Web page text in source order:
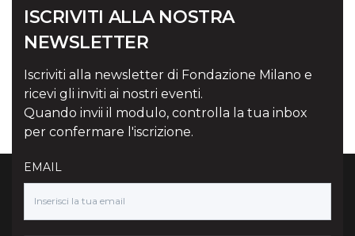
ISCRIVITI ALLA NOSTRA
NEWSLETTER
Iscriviti alla newsletter di Fondazione Milano e
ricevi gli inviti ai nostri eventi.
Quando invii il modulo, controlla la tua inbox
per confermare l'iscrizione.
EMAIL